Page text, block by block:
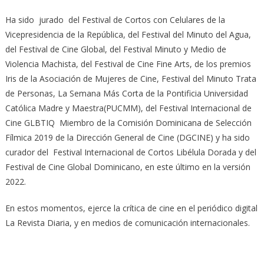
Ha sido jurado del Festival de Cortos con Celulares de la
Vicepresidencia de la República, del Festival del Minuto del Agua,
del Festival de Cine Global, del Festival Minuto y Medio de
Violencia Machista, del Festival de Cine Fine Arts, de los premios
Iris de la Asociación de Mujeres de Cine, Festival del Minuto Trata
de Personas, La Semana Más Corta de la Pontificia Universidad
Católica Madre y Maestra(PUCMM), del Festival Internacional de
Cine GLBTIQ Miembro de la Comisión Dominicana de Selección
Fílmica 2019 de la Dirección General de Cine (DGCINE) y ha sido
curador del Festival Internacional de Cortos Libélula Dorada y del
Festival de Cine Global Dominicano, en este último en la versión
2022.
En estos momentos, ejerce la crítica de cine en el periódico digital
La Revista Diaria, y en medios de comunicación internacionales.